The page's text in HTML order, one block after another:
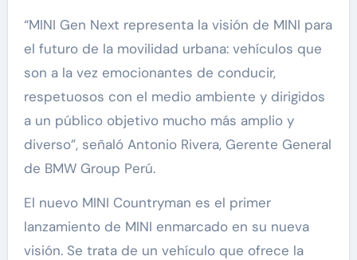
“MINI Gen Next representa la visión de MINI para
el futuro de la movilidad urbana: vehículos que
son a la vez emocionantes de conducir,
respetuosos con el medio ambiente y dirigidos
a un público objetivo mucho más amplio y
diverso”, señaló Antonio Rivera, Gerente General
de BMW Group Perú.
El nuevo MINI Countryman es el primer
lanzamiento de MINI enmarcado en su nueva
visión. Se trata de un vehículo que ofrece la